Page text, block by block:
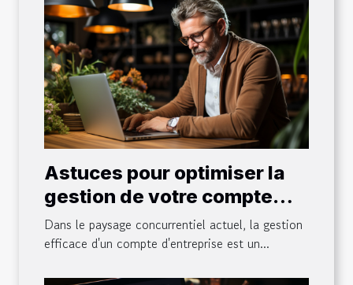
Astuces pour optimiser la
gestion de votre compte
entreprise
Dans le paysage concurrentiel actuel, la gestion
efficace d'un compte d'entreprise est un...